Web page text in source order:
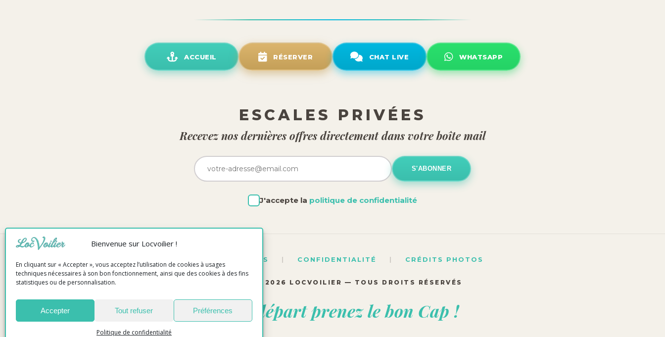
Bienvenue sur Locvoilier !
En cliquant sur « Accepter », vous acceptez l’utilisation de cookies à usages
techniques nécessaires à son bon fonctionnement, ainsi que des cookies à des fins
statistiques ou de personnalisation.
Accepter Tout refuser Préférences
Politique de confidentialité
ACCUEIL RÉSERVER CHAT LIVE WHATSAPP
ESCALES PRIVÉES
Recevez nos dernières offres directement dans votre boîte mail
S'ABONNER
J'accepte la politique de confidentialité
MENTIONS LÉGALES | CONFIDENTIALITÉ | CRÉDITS PHOTOS
2026 LOCVOILIER — TOUS DROITS RÉSERVÉS
Dès le départ prenez le bon Cap !